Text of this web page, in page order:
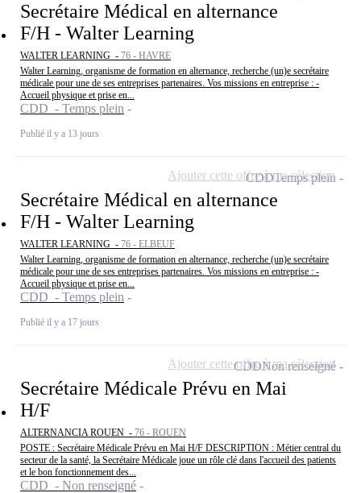
Secrétaire Médical en alternance
F/H - Walter Learning
WALTER LEARNING - 76 - HAVRE
Walter Learning, organisme de formation en alternance, recherche (un)e secrétaire
médicale pour une de ses entreprises partenaires. Vos missions en entreprise : -
Accueil physique et prise en...
CDD - Temps plein
Publié il y a 13 jours
Secrétaire Médical en alternance
F/H - Walter Learning
WALTER LEARNING - 76 - ELBEUF
Walter Learning, organisme de formation en alternance, recherche (un)e secrétaire
médicale pour une de ses entreprises partenaires. Vos missions en entreprise : -
Accueil physique et prise en...
CDD - Temps plein
Publié il y a 17 jours
CDDTemps plein
Ajouter cette offre à ma sélection
Secrétaire Médicale Prévu en Mai
H/F
ALTERNANCIA ROUEN - 76 - ROUEN
POSTE : Secrétaire Médicale Prévu en Mai H/F DESCRIPTION : Métier central du
secteur de la santé, la Secrétaire Médicale joue un rôle clé dans l'accueil des patients
et le bon fonctionnement des...
CDD - Non renseigné
CDDNon renseigné
Ajouter cette offre à ma sélection